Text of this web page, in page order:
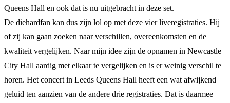
Queens Hall en ook dat is nu uitgebracht in deze set.
De diehardfan kan dus zijn lol op met deze vier liveregistraties. Hij
of zij kan gaan zoeken naar verschillen, overeenkomsten en de
kwaliteit vergelijken. Naar mijn idee zijn de opnamen in Newcastle
City Hall aardig met elkaar te vergelijken en is er weinig verschil te
horen. Het concert in Leeds Queens Hall heeft een wat afwijkend
geluid ten aanzien van de andere drie registraties. Dat is daarmee